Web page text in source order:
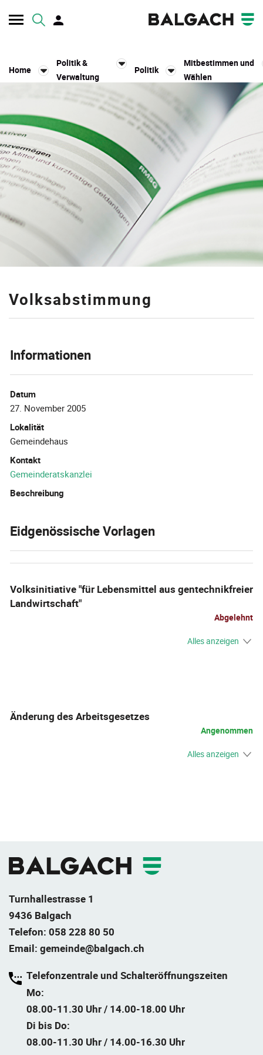
Kopfzeile
Home
Politik &
Verwaltung
Politik
Mitbestimmen und
Wählen
Volksabstimmung
Informationen
Datum
27. November 2005
Lokalität
Gemeindehaus
Kontakt
Gemeinderatskanzlei
Beschreibung
Eidgenössische Vorlagen
Volksinitiative "für Lebensmittel aus gentechnikfreier
Landwirtschaft"
Abgelehnt
Alles anzeigen
Änderung des Arbeitsgesetzes
Angenommen
Alles anzeigen
Turnhallestrasse 1
9436 Balgach
Telefon: 058 228 80 50
Email: gemeinde@balgach.ch
Telefonzentrale und Schalteröffnungszeiten
Mo:
08.00-11.30 Uhr / 14.00-18.00 Uhr
Di bis Do:
08.00-11.30 Uhr / 14.00-16.30 Uhr